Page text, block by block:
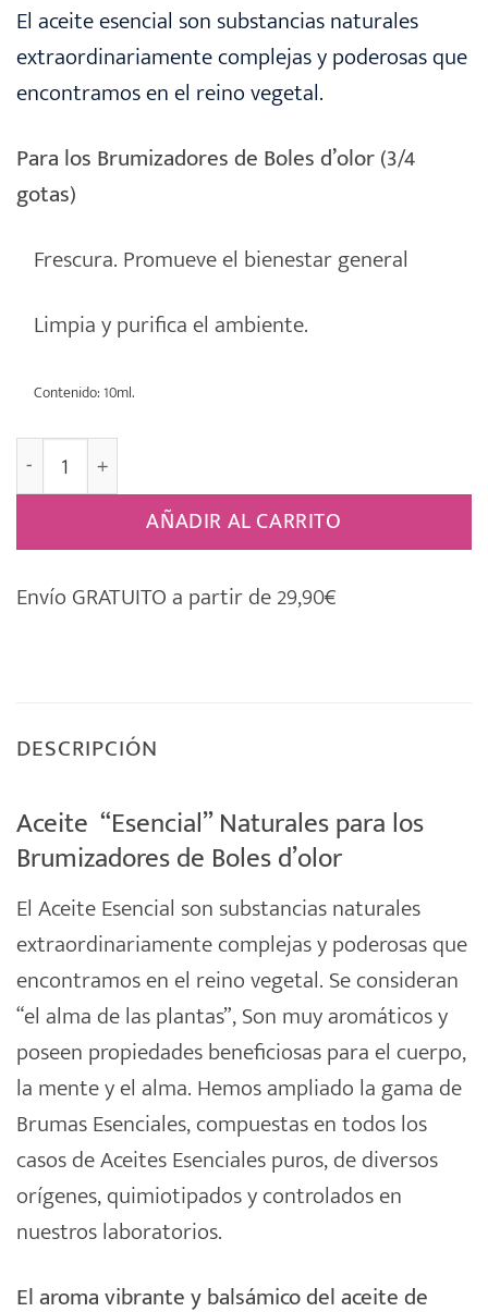
El aceite esencial son substancias naturales
extraordinariamente complejas y poderosas que
encontramos en el reino vegetal.
Para los Brumizadores de Boles d’olor (3/4
gotas)
Frescura. Promueve el bienestar general
Limpia y purifica el ambiente.
Contenido: 10ml.
Aceite Esencial Natural [EUCALIPTUS] cantidad
AÑADIR AL CARRITO
Envío GRATUITO a partir de 29,90€
DESCRIPCIÓN
Aceite “Esencial” Naturales para los
Brumizadores de Boles d’olor
El AceiteEsencial son substanciasnaturales
extraordinariamente complejas y poderosas que
encontramos en el reino vegetal. Se consideran
“el alma de las plantas”, Son muy aromáticos y
poseen propiedades beneficiosas para el cuerpo,
la mente y el alma. Hemos ampliado la gama de
Brumas Esenciales, compuestas en todos los
casos de Aceites Esenciales puros, de diversos
orígenes, quimiotipados y controlados en
nuestros laboratorios.
El aroma vibrante y balsámico del aceite de